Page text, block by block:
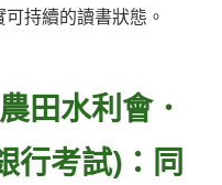
持續的讀書狀態。
田水利會．
行考試)：同